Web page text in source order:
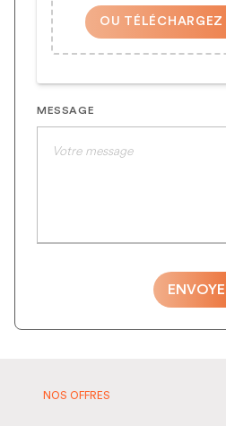
OU TÉLÉCHARGEZ
MESSAGE
NOS OFFRES